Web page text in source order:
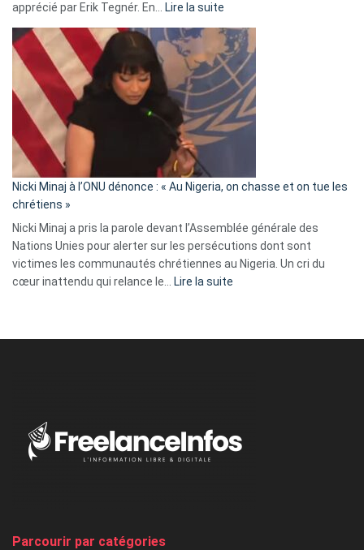
apprécié par Erik Tegnér. En… Lire la suite
Tegnér
exulte
« Zemmour
a
tout
parle
ses
tripes »
Nicki Minaj à l’ONU dénonce : « Au Nigeria, on chasse et on tue les
chrétiens »
Nicki Minaj a pris la parole devant l’Assemblée générale des
Nations Unies pour alerter sur les persécutions dont sont
victimes les communautés chrétiennes au Nigeria. Un cri du
cœur inattendu qui relance le… Lire la suite
Nigeria,
Parcourir par catégories